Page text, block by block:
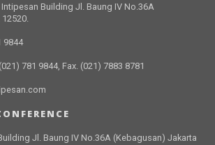
Intipesan Building Jl. Baung IV No.36A
9844
781 9844, Fax. (021) 7883 8781
Jl. Baung IV No.36A (Kebagusan) Jakarta